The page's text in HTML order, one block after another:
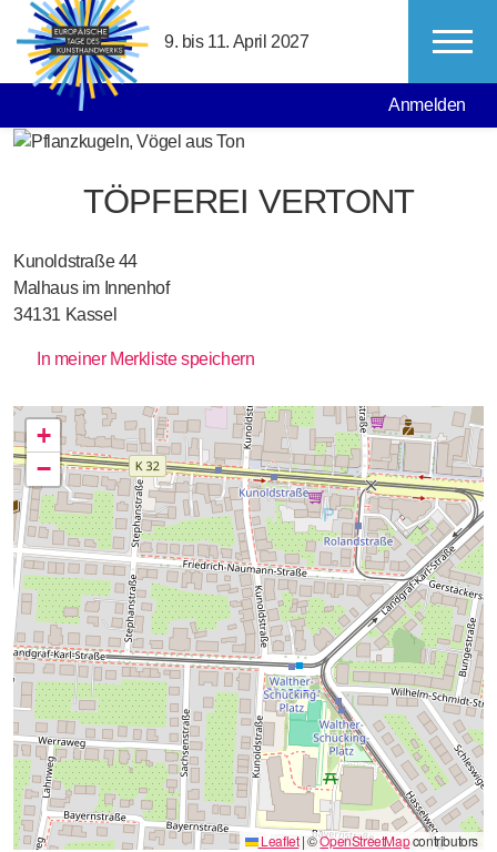
Direkt zum Inhalt
9. bis 11. April 2027
MAIN NAVIGATION USER
Anmelden
TÖPFEREI VERTONT
Kunoldstraße 44
Malhaus im Innenhof
34131 Kassel
In meiner Merkliste speichern
+
−
Leaflet |©OpenStreetMapcontributors